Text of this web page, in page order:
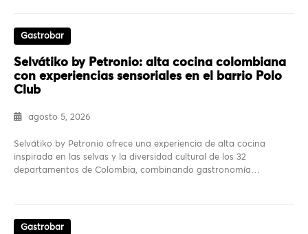
Gastrobar
Selvátiko by Petronio: alta cocina colombiana
con experiencias sensoriales en el barrio Polo
Club
agosto 5, 2026
Selvátiko by Petronio ofrece una experiencia de alta cocina
inspirada en las selvas y la diversidad cultural de los 32
departamentos de Colombia, combinando gastronomía…
Gastrobar